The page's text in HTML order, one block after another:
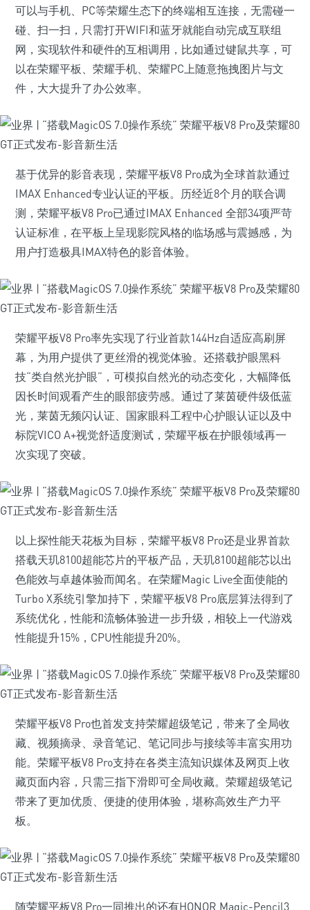
可以与手机、PC等荣耀生态下的终端相互连接，无需碰一
碰、扫一扫，只需打开WIFI和蓝牙就能自动完成互联组
网，实现软件和硬件的互相调用，比如通过键鼠共享，可
以在荣耀平板、荣耀手机、荣耀PC上随意拖拽图片与文
件，大大提升了办公效率。
基于优异的影音表现，荣耀平板V8 Pro成为全球首款通过
IMAX Enhanced专业认证的平板。历经近8个月的联合调
测，荣耀平板V8 Pro已通过IMAX Enhanced 全部34项严苛
认证标准，在平板上呈现影院风格的临场感与震撼感，为
用户打造极具IMAX特色的影音体验。
荣耀平板V8 Pro率先实现了行业首款144Hz自适应高刷屏
幕，为用户提供了更丝滑的视觉体验。还搭载护眼黑科
技“类自然光护眼”，可模拟自然光的动态变化，大幅降低
因长时间观看产生的眼部疲劳感。通过了莱茵硬件级低蓝
光，莱茵无频闪认证、国家眼科工程中心护眼认证以及中
标院VICO A+视觉舒适度测试，荣耀平板在护眼领域再一
次实现了突破。
以上探性能天花板为目标，荣耀平板V8 Pro还是业界首款
搭载天玑8100超能芯片的平板产品，天玑8100超能芯以出
色能效与卓越体验而闻名。在荣耀Magic Live全面使能的
Turbo X系统引擎加持下，荣耀平板V8 Pro底层算法得到了
系统优化，性能和流畅体验进一步升级，相较上一代游戏
性能提升15%，CPU性能提升20%。
荣耀平板V8 Pro也首发支持荣耀超级笔记，带来了全局收
藏、视频摘录、录音笔记、笔记同步与接续等丰富实用功
能。荣耀平板V8 Pro支持在各类主流知识媒体及网页上收
藏页面内容，只需三指下滑即可全局收藏。荣耀超级笔记
带来了更加优质、便捷的使用体验，堪称高效生产力平
板。
随荣耀平板V8 Pro一同推出的还有HONOR Magic-Pencil3